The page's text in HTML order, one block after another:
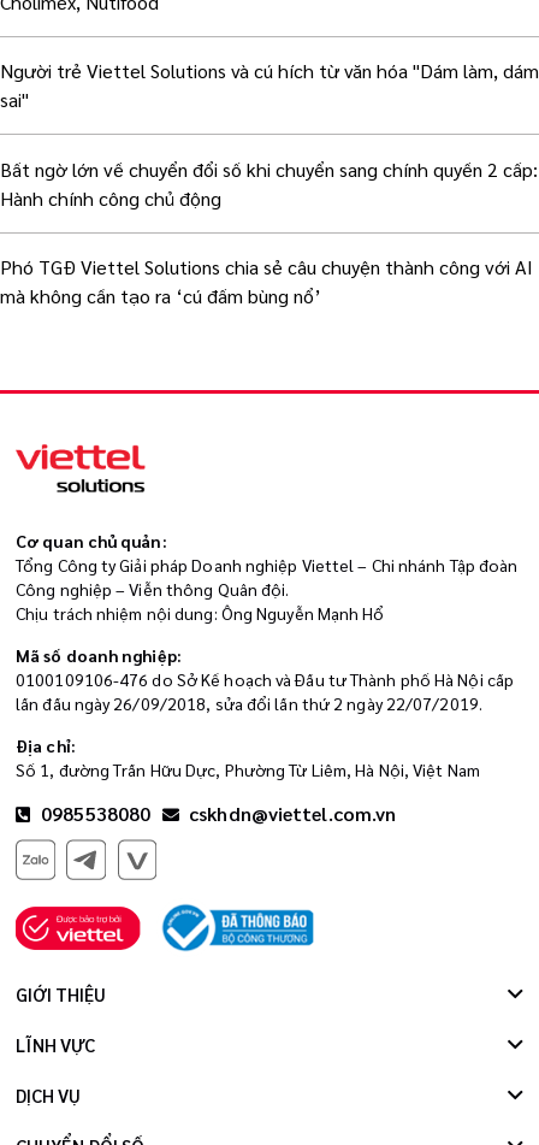
Người trẻ Viettel Solutions và cú hích từ văn hóa "Dám làm, dám
sai"
Bất ngờ lớn về chuyển đổi số khi chuyển sang chính quyền 2 cấp:
Hành chính công chủ động
Phó TGĐ Viettel Solutions chia sẻ câu chuyện thành công với AI
mà không cần tạo ra ‘cú đấm bùng nổ’
Cơ quan chủ quản:
Tổng Công ty Giải pháp Doanh nghiệp Viettel – Chi nhánh Tập đoàn
Công nghiệp – Viễn thông Quân đội.
Chịu trách nhiệm nội dung: Ông Nguyễn Mạnh Hổ
Mã số doanh nghiệp:
0100109106-476 do Sở Kế hoạch và Đầu tư Thành phố Hà Nội cấp
lần đầu ngày 26/09/2018, sửa đổi lần thứ 2 ngày 22/07/2019.
Địa chỉ:
Số 1, đường Trần Hữu Dực, Phường Từ Liêm, Hà Nội, Việt Nam
0985538080 cskhdn@viettel.com.vn
GIỚI THIỆU
LĨNH VỰC
DỊCH VỤ